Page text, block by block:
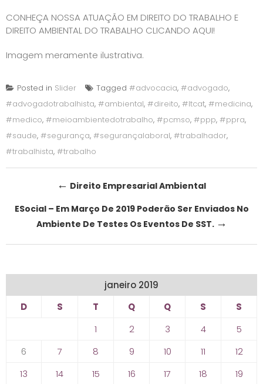
CONHEÇA NOSSA ATUAÇÃO EM DIREITO DO TRABALHO E
DIREITO AMBIENTAL DO TRABALHO CLICANDO AQUI!
Imagem meramente ilustrativa.
Posted in Slider Tagged #advocacia, #advogado,
#advogadotrabalhista, #ambiental, #direito, #ltcat, #medicina,
#medico, #meioambientedotrabalho, #pcmso, #ppp, #ppra,
#saude, #segurança, #segurançalaboral, #trabalhador,
#trabalhista, #trabalho
navigation
← Direito Empresarial Ambiental
ESocial – Em Março De 2019 Poderão Ser Enviados No
Ambiente De Testes Os Eventos De SST. →
janeiro 2019
D
S T Q Q S
S
1
2 3 4
5
6
7 8 9 10 11
12
13
14 15 16 17 18 19